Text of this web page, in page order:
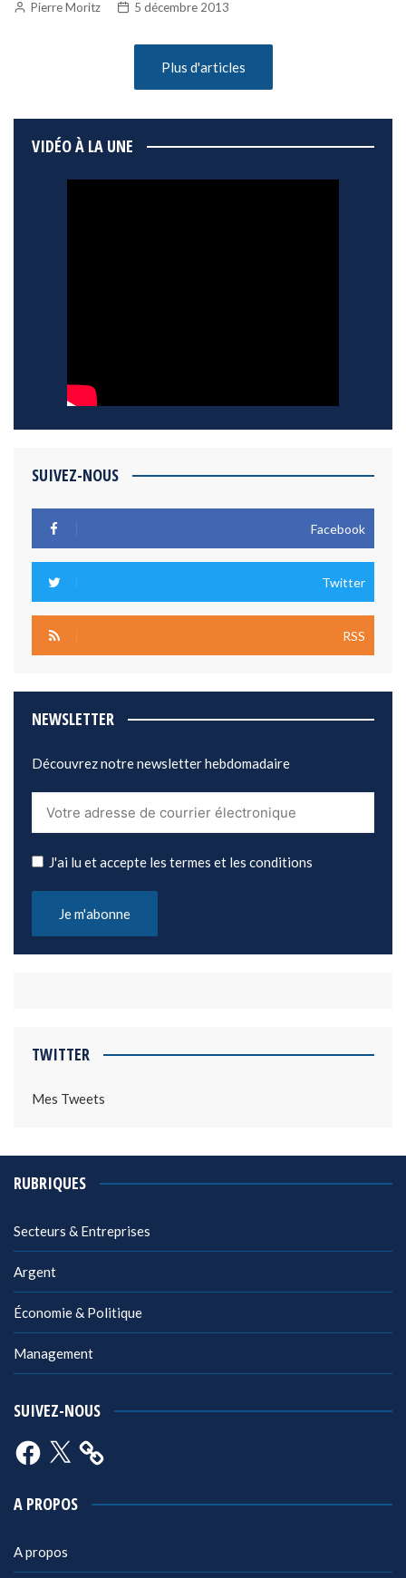
Pierre Moritz 5 décembre 2013
Plus d'articles
VIDÉO À LA UNE
SUIVEZ-NOUS
Facebook
Twitter
RSS
NEWSLETTER
Découvrez notre newsletter hebdomadaire
J'ai lu et accepte les termes et les conditions
TWITTER
Mes Tweets
RUBRIQUES
Secteurs & Entreprises
Argent
Économie & Politique
Management
SUIVEZ-NOUS
Facebook
X
A PROPOS
A propos